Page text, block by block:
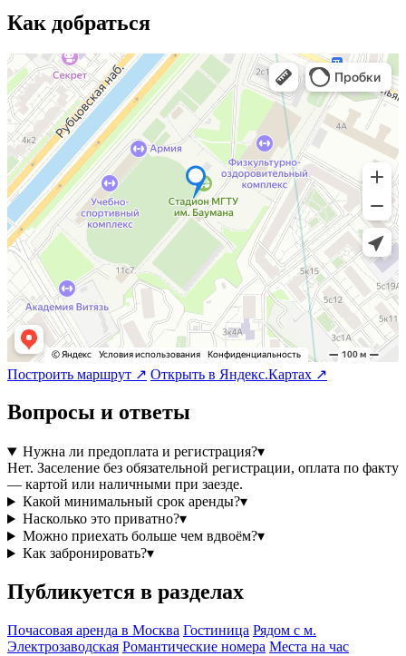
Как добраться
Построить маршрут ↗ Открыть в Яндекс.Картах ↗
Вопросы и ответы
Нужна ли предоплата и регистрация?▾
Нет. Заселение без обязательной регистрации, оплата по факту
— картой или наличными при заезде.
Какой минимальный срок аренды?▾
Насколько это приватно?▾
Можно приехать больше чем вдвоём?▾
Как забронировать?▾
Публикуется в разделах
Почасовая аренда в Москва Гостиница Рядом с м.
Электрозаводская Романтические номера Места на час